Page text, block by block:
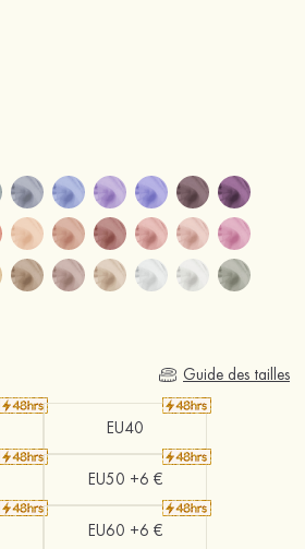
Guide des tailles
EU40
EU50 +6 €
EU60 +6 €